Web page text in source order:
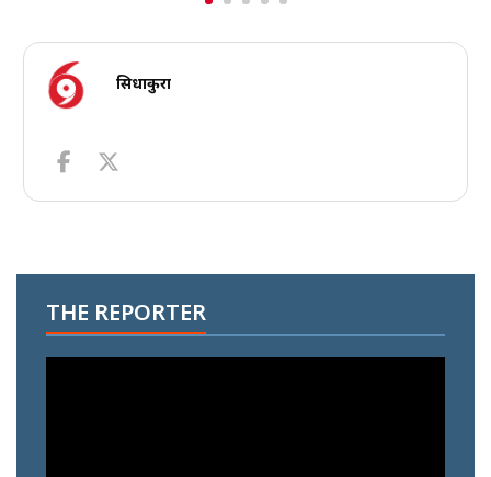
सिधाकुरा
THE REPORTER